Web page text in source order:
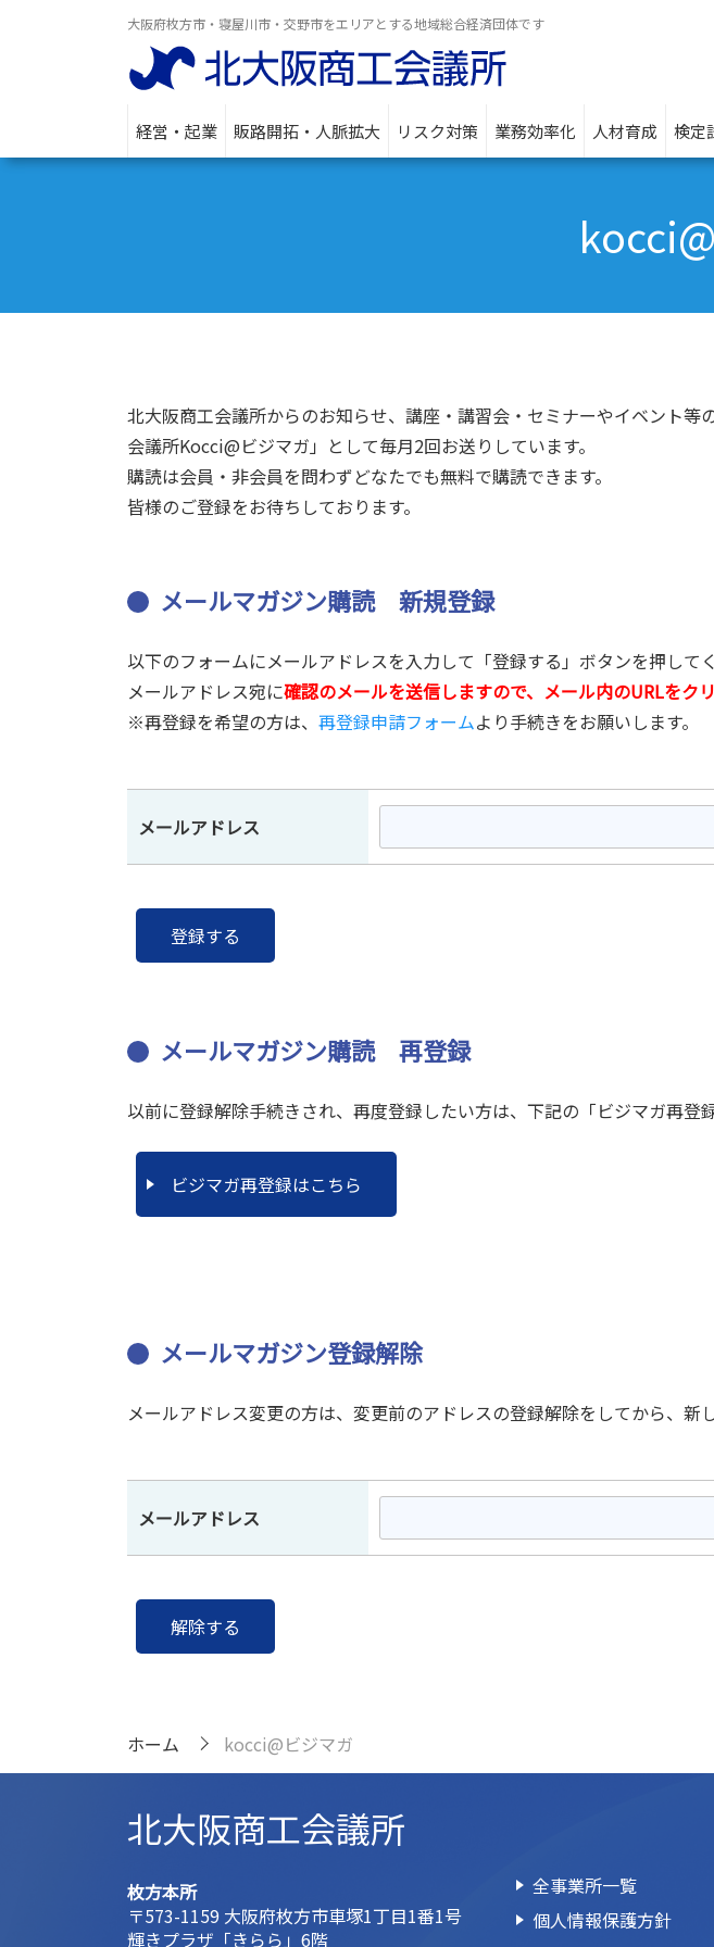
大阪府枚方市・寝屋川市・交野市をエリアとする地域総合経済団体です
経営・起業 販路開拓・人脈拡大 リスク対策 業務効率化 人材育成 検定
北大阪商工会議所からのお知らせ、講座・講習会・セミナーやイベント
会議所Kocci@ビジマガ」として毎月2回お送りしています。
購読は会員・非会員を問わずどなたでも無料で購読できます。
皆様のご登録をお待ちしております。
メールマガジン購読 新規登録
以下のフォームにメールアドレスを入力して「登録する」ボタンを押して
メールアドレス宛に確認のメールを送信しますので、メール内のURLをク
※再登録を希望の方は、 再登録申請フォームより手続きをお願いします。
メールアドレス
メールマガジン購読 再登録
以前に登録解除手続きされ、再度登録したい方は、下記の「ビジマガ再登
ビジマガ再登録はこちら
メールマガジン登録解除
メールアドレス変更の方は、変更前のアドレスの登録解除をしてから、新
メールアドレス
ホーム kocci@ビジマガ
北大阪商工会議所
枚方本所
〒573-1159 大阪府枚方市車塚1丁目1番1号
輝きプラザ「きらら」6階
全事業所一覧
個人情報保護方針